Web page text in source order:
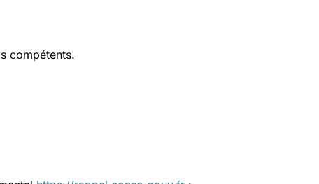
compétents.